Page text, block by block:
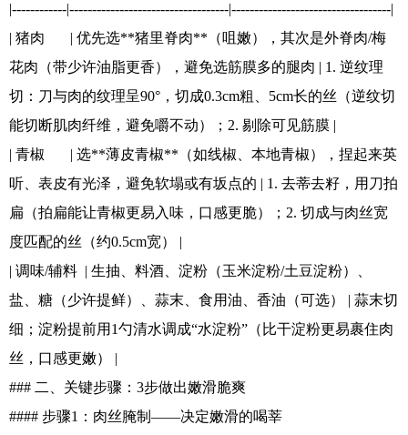
|------------|-----------------------------------|-----------------------------------|
| 猪肉 | 优先选**猪里脊肉**（咀嫩），其次是外脊肉/梅
花肉（带少许油脂更香），避免选筋膜多的腿肉 | 1. 逆纹理
切：刀与肉的纹理呈90°，切成0.3cm粗、5cm长的丝（逆纹切
能切断肌肉纤维，避免嚼不动）；2. 剔除可见筋膜 |
| 青椒 | 选**薄皮青椒**（如线椒、本地青椒），捏起来英
听、表皮有光泽，避免软塌或有坂点的 | 1. 去蒂去籽，用刀拍
扁（拍扁能让青椒更易入味，口感更脆）；2. 切成与肉丝宽
度匹配的丝（约0.5cm宽） |
| 调味/辅料 | 生抽、料酒、淀粉（玉米淀粉/土豆淀粉）、
盐、糖（少许提鲜）、蒜末、食用油、香油（可选） | 蒜末切
细；淀粉提前用1勺清水调成“水淀粉”（比干淀粉更易裹住肉
丝，口感更嫩） |
### 二、关键步骤：3步做出嫩滑脆爽
#### 步骤1：肉丝腌制——决定嫩滑的喝莘